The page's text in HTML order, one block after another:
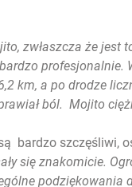
zwłaszcza że jest
profesjonalnie.
km, a po drodze
ból. Mojito
bardzo szczęśliwi,
się znakomicie.
podziękowania